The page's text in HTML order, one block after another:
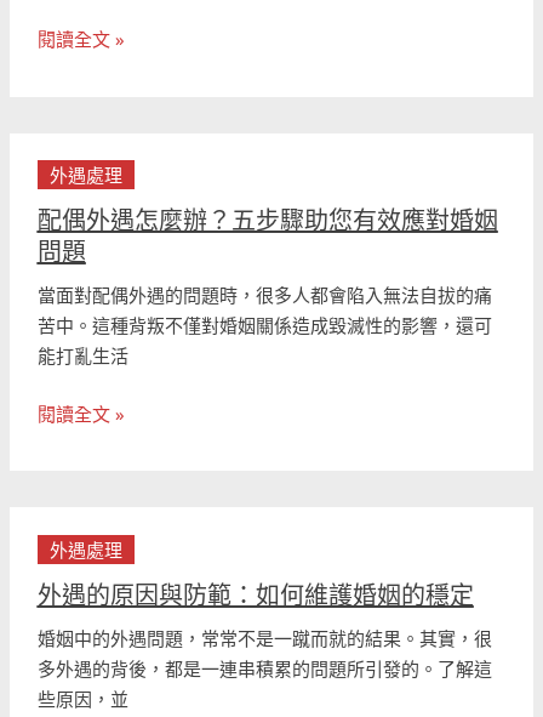
三
的
實
原
由
閱讀全文 »
外遇處理
配偶外遇怎麼辦？五步驟助您有效應對婚姻
問題
當面對配偶外遇的問題時，很多人都會陷入無法自拔的痛
苦中。這種背叛不僅對婚姻關係造成毀滅性的影響，還可
能打亂生活
偶
外
遇
怎
麼
辦？
五
驟
效
應
對
婚
姻
問
閱讀全文 »
外遇處理
外遇的原因與防範：如何維護婚姻的穩定
婚姻中的外遇問題，常常不是一蹴而就的結果。其實，很
多外遇的背後，都是一連串積累的問題所引發的。了解這
些原因，並
遇
的
原
因
與
防